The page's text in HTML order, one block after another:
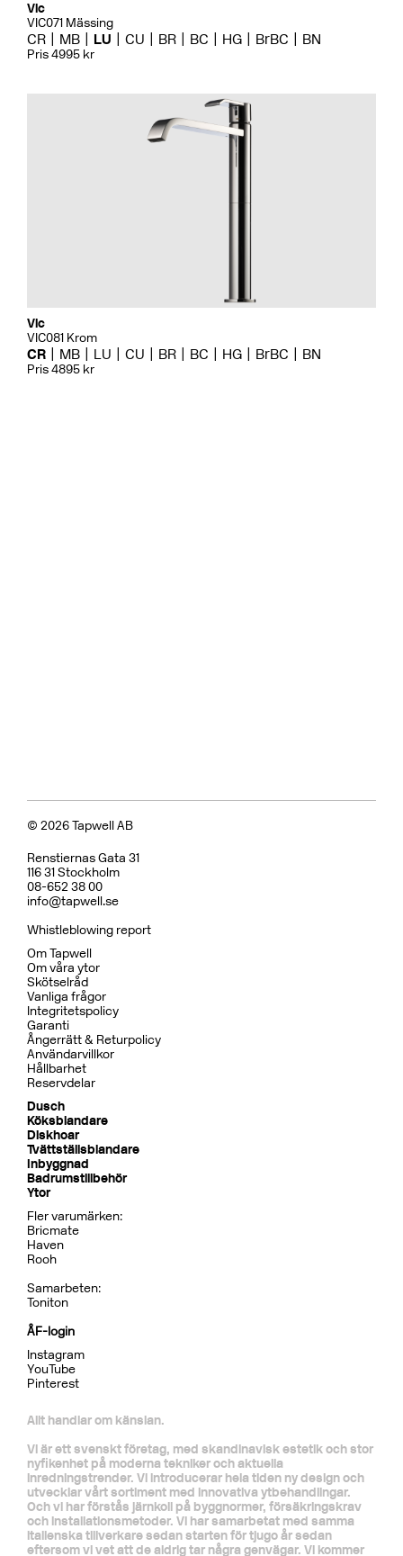
Vic
VIC071 Mässing
CR MB LU CU BR BC HG BrBC BN
Pris 4995 kr
Vic
VIC081 Krom
CR MB LU CU BR BC HG BrBC BN
Pris 4895 kr
© 2026 Tapwell AB
Renstiernas Gata 31
116 31 Stockholm
08-652 38 00
info@tapwell.se
Whistleblowing report
Om Tapwell
Om våra ytor
Skötselråd
Vanliga frågor
Integritetspolicy
Garanti
Ångerrätt & Returpolicy
Användarvillkor
Hållbarhet
Reservdelar
Dusch
Köksblandare
Diskhoar
Tvättställsblandare
Inbyggnad
Badrumstillbehör
Ytor
Fler varumärken:
Bricmate
Haven
Rooh
Samarbeten:
Toniton
ÅF-login
Allt handlar om känslan.
Vi är ett svenskt företag, med skandinavisk estetik och stor
nyfikenhet på moderna tekniker och aktuella
inredningstrender. Vi introducerar hela tiden ny design och
utvecklar vårt sortiment med innovativa ytbehandlingar.
Och vi har förstås järnkoll på byggnormer, försäkringskrav
och installationsmetoder. Vi har samarbetat med samma
italienska tillverkare sedan starten för tjugo år sedan
eftersom vi vet att de aldrig tar några genvägar. Vi kommer
Instagram
YouTube
Pinterest